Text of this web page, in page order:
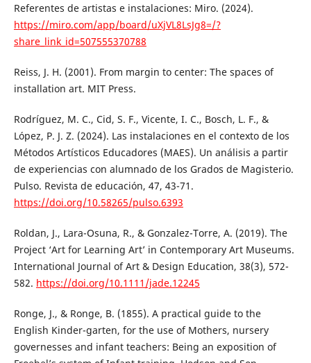
Referentes de artistas e instalaciones: Miro. (2024).
https://miro.com/app/board/uXjVL8LsJg8=/?
share_link_id=507555370788
Reiss, J. H. (2001). From margin to center: The spaces of
installation art. MIT Press.
Rodríguez, M. C., Cid, S. F., Vicente, I. C., Bosch, L. F., &
López, P. J. Z. (2024). Las instalaciones en el contexto de los
Métodos Artísticos Educadores (MAES). Un análisis a partir
de experiencias con alumnado de los Grados de Magisterio.
Pulso. Revista de educación, 47, 43-71.
https://doi.org/10.58265/pulso.6393
Roldan, J., Lara-Osuna, R., & Gonzalez-Torre, A. (2019). The
Project ‘Art for Learning Art’ in Contemporary Art Museums.
International Journal of Art & Design Education, 38(3), 572-
582. https://doi.org/10.1111/jade.12245
Ronge, J., & Ronge, B. (1855). A practical guide to the
English Kinder-garten, for the use of Mothers, nursery
governesses and infant teachers: Being an exposition of